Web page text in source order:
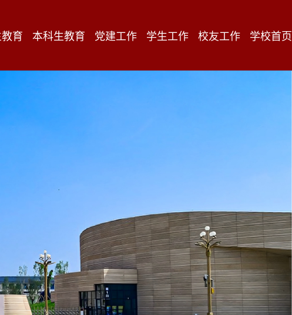
育 本科生教育 党建工作 学生工作 校友工作 学校首页